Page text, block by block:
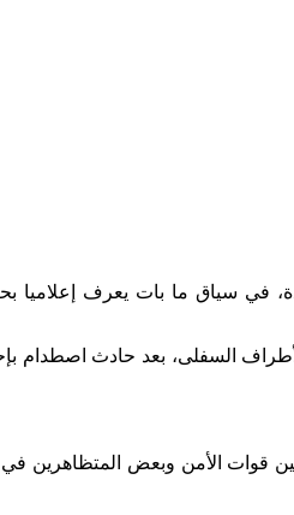
في سياق ما بات يعرف إعلاميا
السفلى، بعد حادث اصطدام
قوات الأمن وبعض المتظاهرين